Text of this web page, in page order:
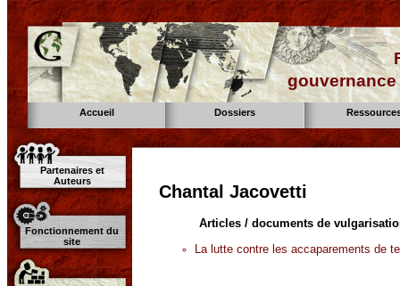
Accueil Dossiers
Partenaires et
Auteurs
Fonctionnement du
site
Chantal Jacovetti
Articles / documents de
La lutte contre les accaparements de